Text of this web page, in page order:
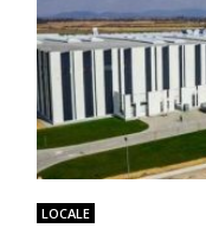
LOCALE